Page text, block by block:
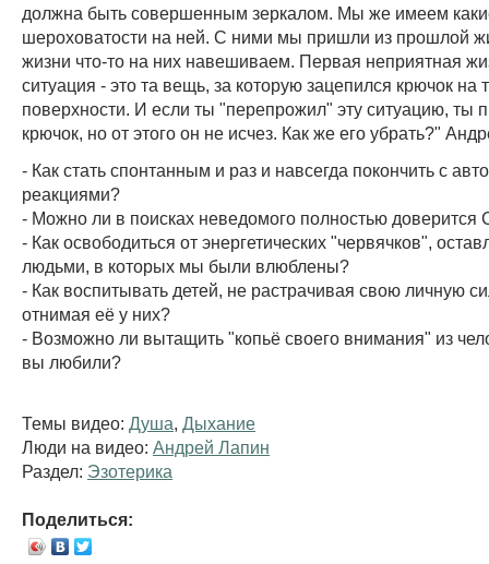
должна быть совершенным зеркалом. Мы же имеем
шероховатости на ней. С ними мы пришли из прошлой
жизни что-то на них навешиваем. Первая неприятная
ситуация - это та вещь, за которую зацепился крючок на
поверхности. И если ты "перепрожил" эту ситуацию, ты
крючок, но от этого он не исчез. Как же его убрать?"
- Как стать спонтанным и раз и навсегда покончить с
реакциями?
- Можно ли в поисках неведомого полностью доверится
- Как освободиться от энергетических "червячков",
людьми, в которых мы были влюблены?
- Как воспитывать детей, не растрачивая свою личную
отнимая её у них?
- Возможно ли вытащить "копьё своего внимания" из
вы любили?
Темы видео: Душа
Дыхание
Люди на видео: Андрей Лапин
Раздел: Эзотерика
Поделиться: